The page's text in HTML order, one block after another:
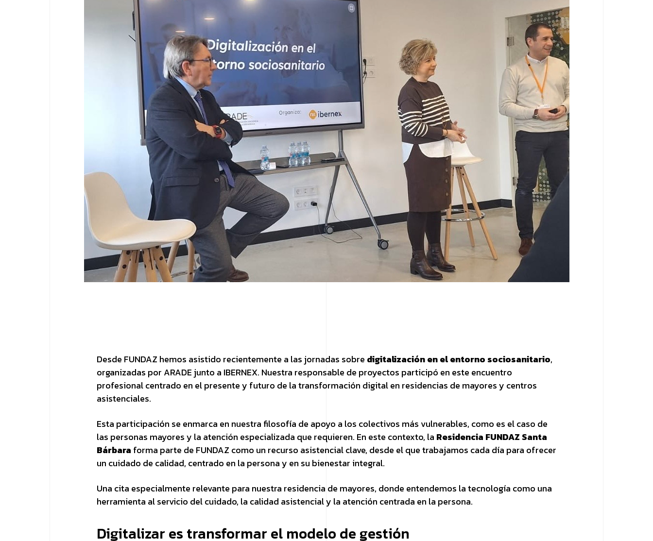
Desde FUNDAZ hemos asistido recientemente a las jornadas sobre digitalización en el entorno sociosanitario,
organizadas por ARADE junto a IBERNEX. Nuestra responsable de proyectos participó en este encuentro
profesional centrado en el presente y futuro de la transformación digital en residencias de mayores y centros
asistenciales.
Esta participación se enmarca en nuestra filosofía de apoyo a los colectivos más vulnerables, como es el caso de
las personas mayores y la atención especializada que requieren. En este contexto, la Residencia FUNDAZ Santa
Bárbara forma parte de FUNDAZ como un recurso asistencial clave, desde el que trabajamos cada día para ofrecer
un cuidado de calidad, centrado en la persona y en su bienestar integral.
Una cita especialmente relevante para nuestra residencia de mayores, donde entendemos la tecnología como una
herramienta al servicio del cuidado, la calidad asistencial y la atención centrada en la persona.
Digitalizar es transformar el modelo de gestión